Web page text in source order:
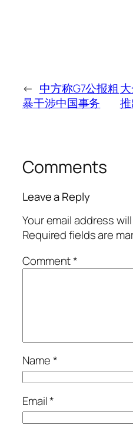
← 中方称G7公报粗
暴干涉中国事务
Comments
Leave a Reply
Your email address
Required fields are
Comment*
Name*
Email*